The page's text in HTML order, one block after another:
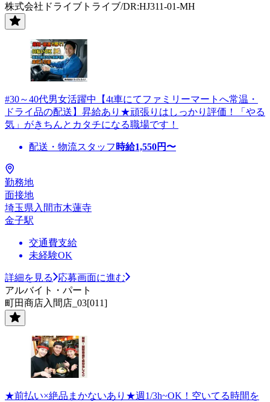
株式会社ドライブトライブ/DR:HJ311-01-MH
#30～40代男女活躍中【4t車にてファミリーマートへ常温・
ドライ品の配送】昇給あり★頑張りはしっかり評価！「やる
気」がきちんとカタチになる職場です！
配送・物流スタッフ 時給1,550円〜
勤務地
面接地
埼玉県入間市木蓮寺
金子駅
交通費支給
未経験OK
詳細を見る
応募画面に進む
アルバイト・パート
町田商店入間店_03[011]
★前払い×絶品まかないあり★週1/3h~OK！空いてる時間を